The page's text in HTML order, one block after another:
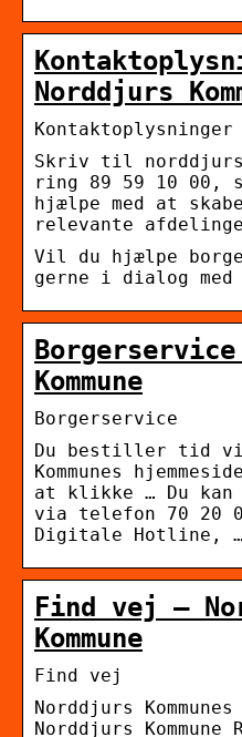
Norddjurs
Kontaktoplysninger
Skriv til
ring 89 59 10 00,
hjælpe med at
relevante
Vil du hjælpe
gerne i dialog med
Kommune
Borgerservice
Du bestiller tid
Kommunes
at klikke … Du
via telefon 70 20
Digitale Hotline, …
Find vej –
Kommune
Find vej
Norddjurs
Norddjurs